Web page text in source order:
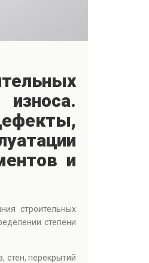
и
строительных
степени
стен, перекрытий